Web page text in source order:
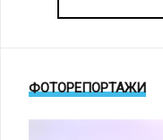
ФОТОРЕПОРТАЖИ